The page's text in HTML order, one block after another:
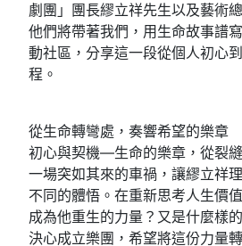
劇團」團長繆立祥先生以及藝術
他們將帶著我們，用生命故事譜
動社區，分享這一段從個人初心
程。
從生命轉彎處，奏響希望的樂章
初心與契機—生命的樂章，從裂
一場突如其來的車禍，讓繆立祥
不同的體悟。在重新思考人生價
成為他重生的力量？又是什麼樣
決心成立樂團，希望將這份力量